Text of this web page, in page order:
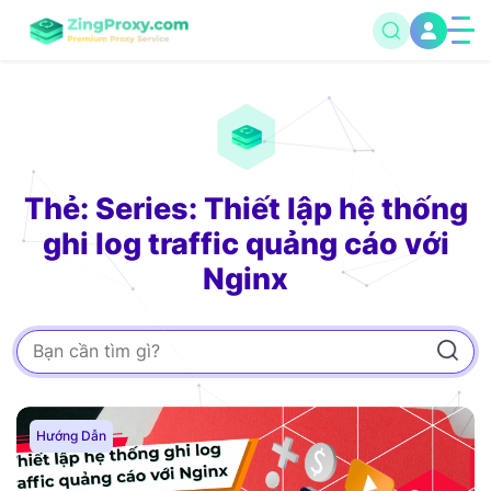
Thẻ: Series: Thiết lập hệ thống
ghi log traffic quảng cáo với
Nginx
Hướng Dẫn